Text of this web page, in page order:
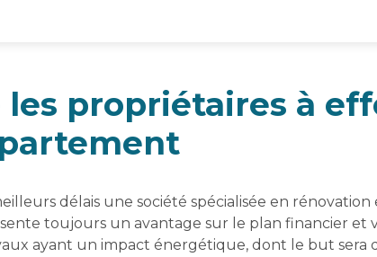
les propriétaires à
délais une société spécialisée en
toujours un avantage sur le plan financier et
ayant un impact énergétique, dont le but sera